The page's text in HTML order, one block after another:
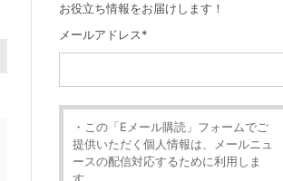
お役立ち情報をお届けします！
メールアドレス*
・この「Eメール購読」フォームでご
提供いただく個人情報は、メールニュ
ースの配信対応するために利用しま